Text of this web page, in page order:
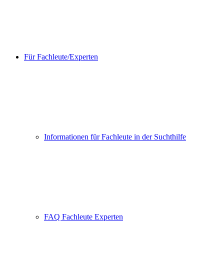
Für Fachleute/Experten
Informationen für Fachleute in der Suchthilfe
FAQ Fachleute Experten